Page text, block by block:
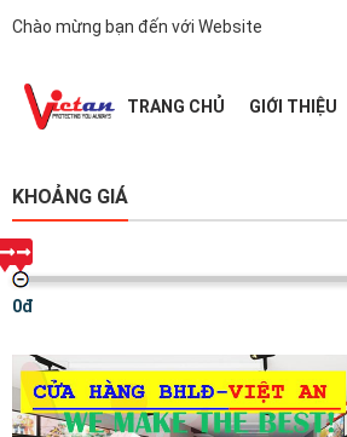
Chào mừng bạn đến với Website
TRANG CHỦ GIỚI THIỆU
KHOẢNG GIÁ
0đ